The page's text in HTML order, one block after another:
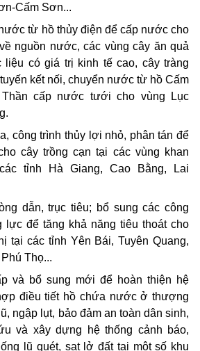
Cấm Sơn...
từ hồ thủy điện để cấp nước cho
nguồn nước, các vùng cây ăn quả
liệu có giá trị kinh tế cao, cây tràng
kết nối, chuyển nước từ hồ Cấm
cấp nước tưới cho vùng Lục
công trình thủy lợi nhỏ, phân tán để
cây trồng cạn tại các vùng khan
tỉnh Hà Giang, Cao Bằng, Lai
dẫn, trục tiêu; bổ sung các công
lực để tăng khả năng tiêu thoát cho
tại các tỉnh Yên Bái, Tuyên Quang,
Thọ...
và bổ sung mới để hoàn thiện hệ
điều tiết hồ chứa nước ở thượng
ngập lụt, bảo đảm an toàn dân sinh,
và xây dựng hệ thống cảnh báo,
lũ quét, sạt lở đất tại một số khu